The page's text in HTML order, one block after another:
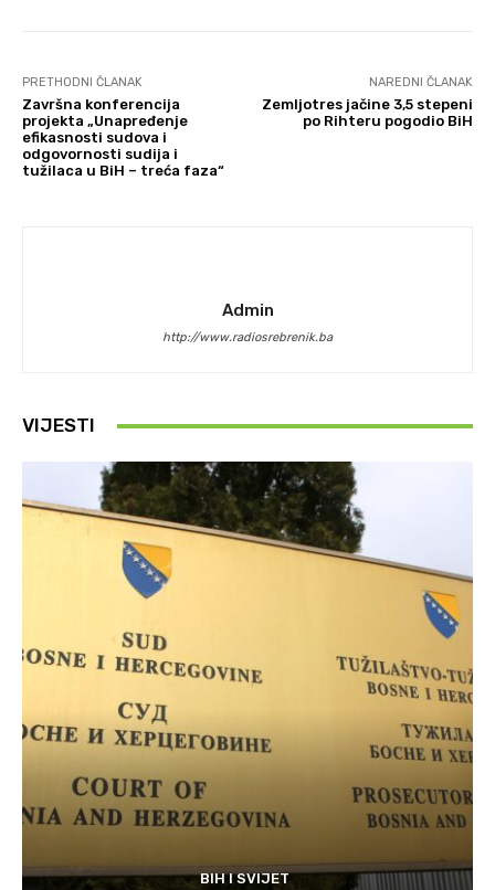
PRETHODNI ČLANAK
Završna konferencija
projekta „Unapređenje
efikasnosti sudova i
odgovornosti sudija i
tužilaca u BiH – treća faza“
NAREDNI ČLANAK
Zemljotres jačine 3,5 stepeni
po Rihteru pogodio BiH
Admin
http://www.radiosrebrenik.ba
VIJESTI
BIH I SVIJET